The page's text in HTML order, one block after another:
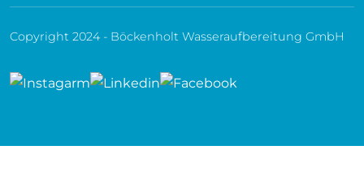
Copyright 2024 - Böckenholt Wasseraufbereitung GmbH